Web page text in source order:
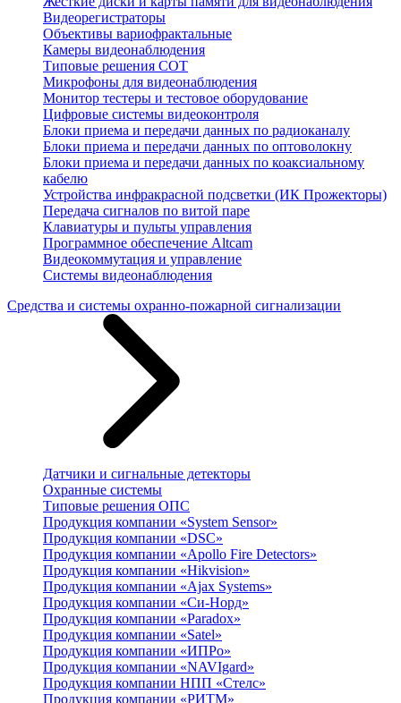
Видеорегистраторы
Объективы вариофрактальные
Камеры видеонаблюдения
Типовые решения СОТ
Микрофоны для видеонаблюдения
Монитор тестеры и тестовое оборудование
Цифровые системы видеоконтроля
Блоки приема и передачи данных по радиоканалу
Блоки приема и передачи данных по оптоволокну
Блоки приема и передачи данных по коаксиальному
кабелю
Устройства инфракрасной подсветки (ИК Прожекторы)
Передача сигналов по витой паре
Клавиатуры и пульты управления
Программное обеспечение Altcam
Видеокоммутация и управление
Системы видеонаблюдения
Средства и системы охранно-пожарной сигнализации
Датчики и сигнальные детекторы
Охранные системы
Типовые решения ОПС
Продукция компании «System Sensor»
Продукция компании «DSC»
Продукция компании «Apollo Fire Detectors»
Продукция компании «Hikvision»
Продукция компании «Ajax Systems»
Продукция компании «Си-Норд»
Продукция компании «Paradox»
Продукция компании «Satel»
Продукция компании «ИПРо»
Продукция компании «NAVIgard»
Продукция компании НПП «Стелс»
Продукция компании «РИТМ»